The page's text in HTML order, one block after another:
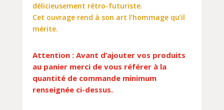
délicieusement rétro-futuriste.
Cet ouvrage rend à son art l’hommage qu’il
mérite.
Attention : Avant d’ajouter vos produits
au panier merci de vous référer à la
quantité de commande minimum
renseignée ci-dessus.